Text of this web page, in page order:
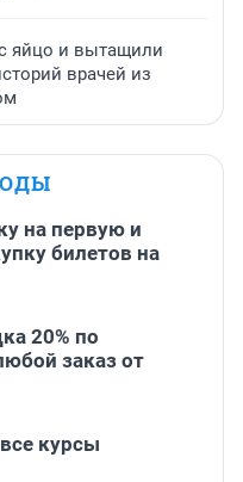
яйцо и вытащили
врачей из
на первую и
билетов на
20% по
заказ от
курсы